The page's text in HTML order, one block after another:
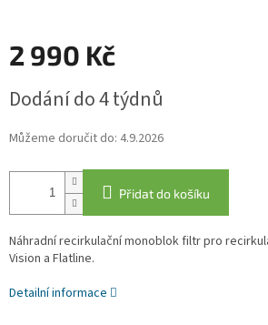
2 990 Kč
cena:
Dodání do 4 týdnů
Můžeme doručit do: 4.9.2026
Přidat do košíku
Náhradní recirkulační monoblok filtr pro
Vision a Flatline.
Detailní informace